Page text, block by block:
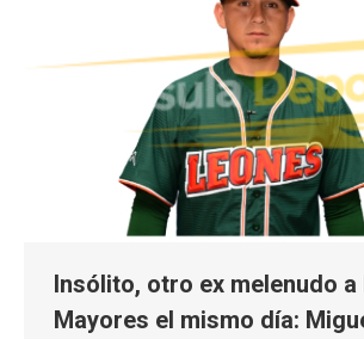
Insólito, otro ex melenudo
Mayores el mismo día: